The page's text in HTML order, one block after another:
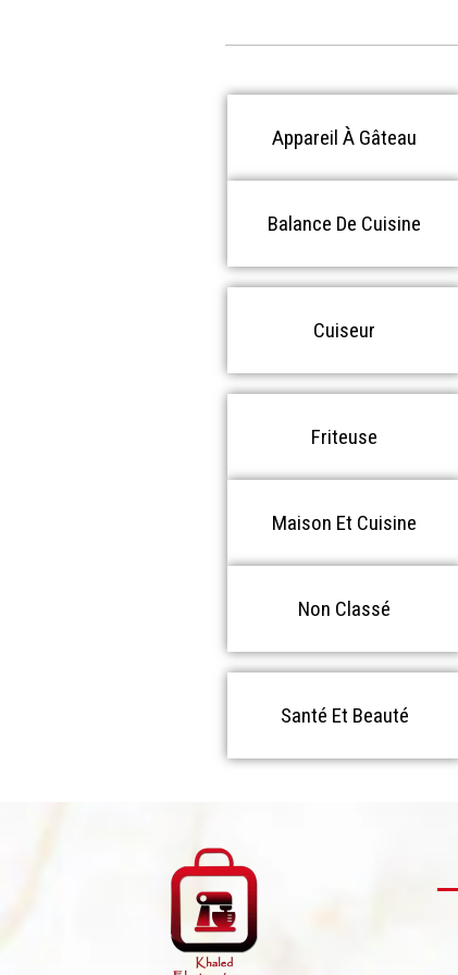
Appareil À Gâteau
Balance De Cuisine
Cuiseur
Friteuse
Maison Et Cuisine
Non Classé
Santé Et Beauté